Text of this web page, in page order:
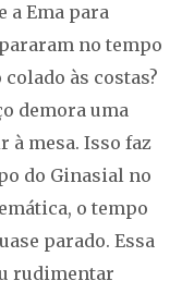
a Ema para
no tempo
às costas?
demora uma
à mesa. Isso faz
do Ginasial no
o tempo
parado. Essa
rudimentar